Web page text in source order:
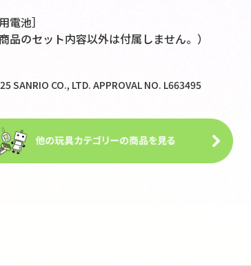
電池］
商品のセット内容以外は付属しません。）
SANRIO CO., LTD. APPROVAL NO. L663495